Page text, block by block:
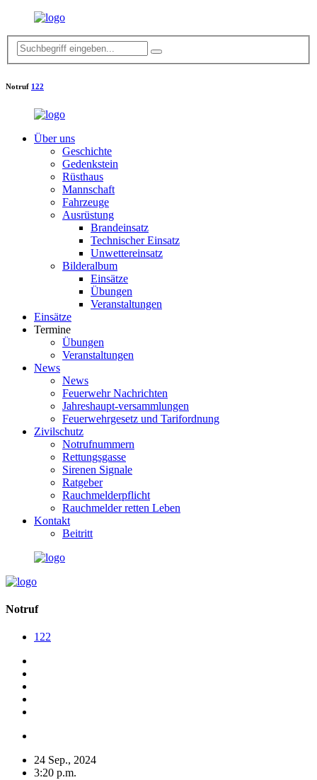
Notruf 122
Über uns
Geschichte
Gedenkstein
Rüsthaus
Mannschaft
Fahrzeuge
Ausrüstung
Brandeinsatz
Technischer Einsatz
Unwettereinsatz
Bilderalbum
Einsätze
Übungen
Veranstaltungen
Einsätze
Termine
Übungen
Veranstaltungen
News
News
Feuerwehr Nachrichten
Jahreshaupt-versammlungen
Feuerwehrgesetz und Tarifordnung
Zivilschutz
Notrufnummern
Rettungsgasse
Sirenen Signale
Ratgeber
Rauchmelderpflicht
Rauchmelder retten Leben
Kontakt
Beitritt
Notruf
122
24 Sep., 2024
3:20 p.m.